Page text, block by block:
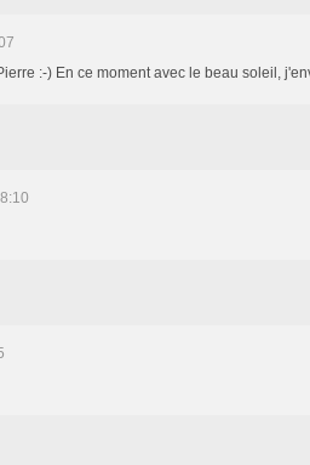
:-) En ce moment avec le beau soleil,